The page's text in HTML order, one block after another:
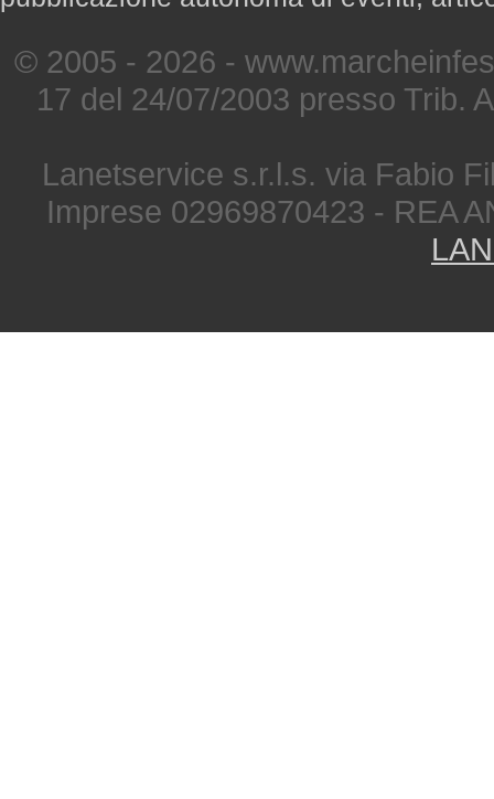
© 2005 - 2026 -
17 del 24/07/2003 presso Trib.
Lanetservice s.r.l.s. via Fabio
Imprese 02969870423 - REA